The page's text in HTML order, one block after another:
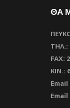
ΘΑ
ΤΗΛ.:
FAX:
ΚΙΝ.: